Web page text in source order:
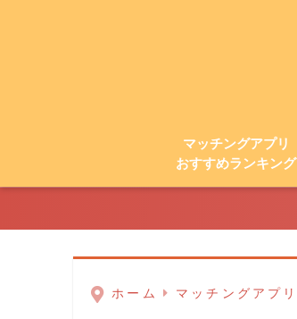
マッチングアプリ
おすすめランキング
ホーム マッチングアプリ